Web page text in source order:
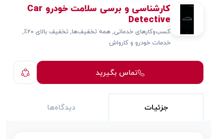
کارشناسی و برسی سلامت خودرو Car
Detective
کسب‌وکارهای خدماتی, همه تخفیف‌ها, تخفیف بالای ۲۰٪,
خدمات خودرو و کارواش
تماس بگیرید
جزئیات دیدگاه‌ها